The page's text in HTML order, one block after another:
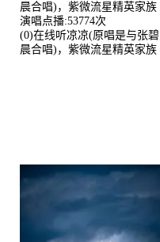
(0)在线听凉凉(原唱是与张碧
晨合唱)，紫微流星精英家族